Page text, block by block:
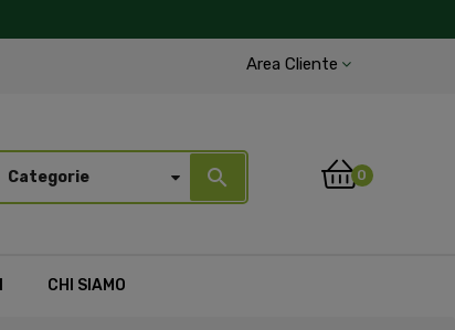
Area Cliente
Categorie search 0
CHI SIAMO